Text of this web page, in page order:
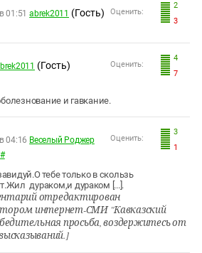
2
3
Оценить:
01:51 abrek2011 (Гость)
4
7
Оценить:
(Гость)
и гавкание.
3
1
Оценить:
04:16 Веселый Роджер
#
тебе только в скользь
дураком,и дураком [...].
отредактирован
интернет-СМИ "Кавказский
просьба, воздержитесь от